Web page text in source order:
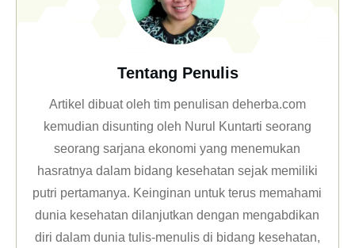
Tentang Penulis
Artikel dibuat oleh tim penulisan deherba.com
kemudian disunting oleh Nurul Kuntarti seorang
seorang sarjana ekonomi yang menemukan
hasratnya dalam bidang kesehatan sejak memiliki
putri pertamanya. Keinginan untuk terus memahami
dunia kesehatan dilanjutkan dengan mengabdikan
diri dalam dunia tulis-menulis di bidang kesehatan,